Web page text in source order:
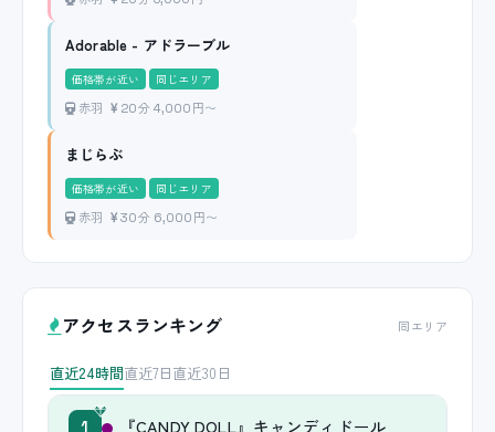
Adorable - アドラーブル
価格帯が近い 同じエリア
赤羽 20分 4,000円〜
まじらぶ
価格帯が近い 同じエリア
赤羽 30分 6,000円〜
アクセスランキング 同エリア
直近24時間直近7日直近30日
1 『CANDY DOLL』キャンディドール